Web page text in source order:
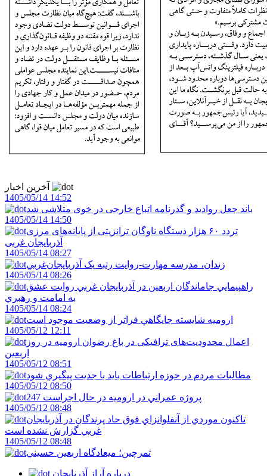
1405/05/14 14:52
باند جعل روادید و گذرنامه اتباع خارجی در خوی متلاشی شد
1405/05/14 14:50
تردد ۶۰ هزار دستگاه ناوگان ترانزیتی از پایانه‌های مرزی
آذربایجان ‌غربی
1405/05/14 08:27
زندان، مدرسه مهارت-روايت رتبه يک آذربايجان‌غربي
1405/05/14 08:26
راهپيمايي جاماندگان اربعين در آذربايجان غربي روايت عشق
به امامت و رهبري
1405/05/14 08:24
اروميه شايسته جايگاهي فراتر از وضعيت موجود است
1405/05/12 12:11
اعمال محدودیت‌های ترافیکی در باغ رضوان ارومیه در روز
اربعین
1405/05/12 08:51
مطالبات مردم در حوزه ارتباطات بايد با جديت پيگيري شود
1405/05/12 08:50
247 پروژه عمراني در اروميه در حال اجراست
1405/05/12 08:48
تاکنون موردي از آنفلوانزاي فوق حاد پرندگان در آذربايجان
غربي گزارش نشده است
1405/05/12 08:48
تمرچين؛ ميعادگاه اربعين حسيني
درباره آراز آذربایجان